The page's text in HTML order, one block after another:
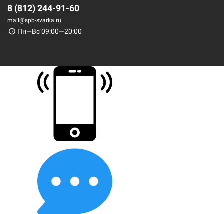
8 (812) 244-91-60
mail@spb-svarka.ru
Пн—Вс 09:00—20:00